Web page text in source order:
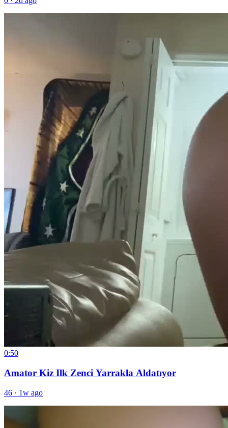
0:50
Amator Kiz Ilk Zenci Yarrakla Aldatıyor
46 · 1w ago